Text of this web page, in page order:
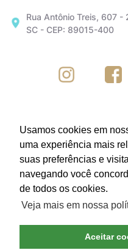
Rua Antônio Treis, 607 -
SC - CEP: 89015-400
ACIB - Associação
reservados.
Usamos cookies em
uma experiência mais
suas preferências e
navegando você
de todos os cookies.
Veja mais em nossa
Aceitar